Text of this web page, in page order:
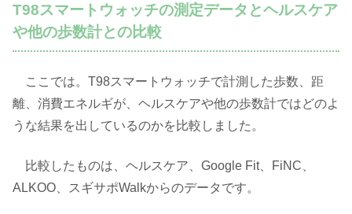
T98スマートウォッチの測定データとヘルスケア
や他の歩数計との比較
ここでは。T98スマートウォッチで計測した歩数、距
離、消費エネルギが、ヘルスケアや他の歩数計ではどのよ
うな結果を出しているのかを比較しました。
比較したものは、ヘルスケア、Google Fit、FiNC、
ALKOO、スギサポWalkからのデータです。